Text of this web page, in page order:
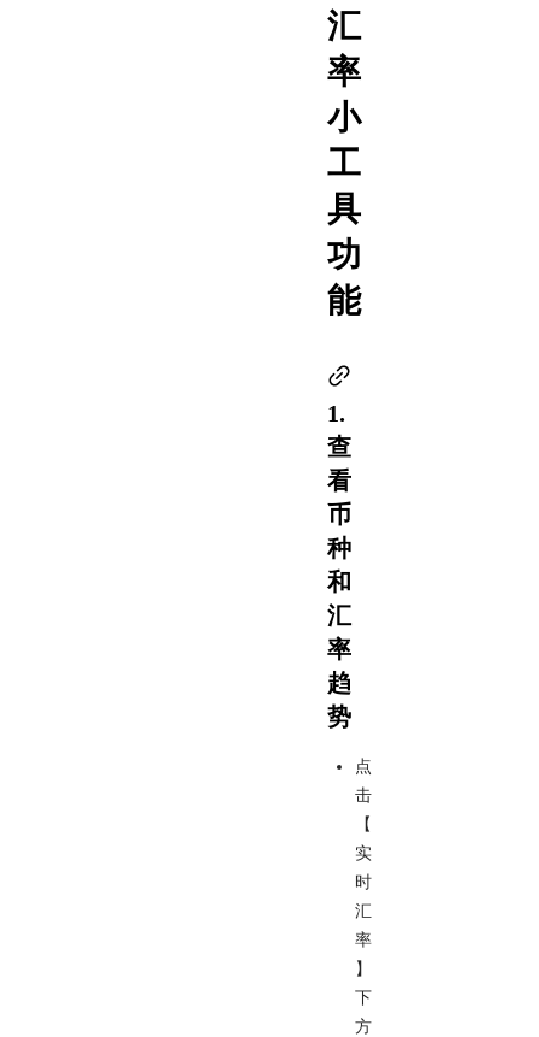
汇
率
小
工
具
功
能
1.
查
看
币
种
和
汇
率
趋
势
点
击
【
实
时
汇
率
】
下
方